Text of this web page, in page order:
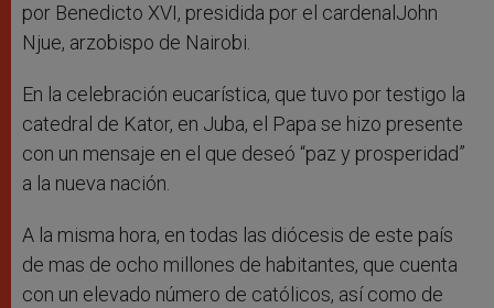
por Benedicto XVI, presidida por el cardenalJohn
Njue, arzobispo de Nairobi.
En la celebración eucarística, que tuvo por testigo la
catedral de Kator, en Juba, el Papa se hizo presente
con un mensaje en el que deseó “paz y prosperidad”
a la nueva nación.
A la misma hora, en todas las diócesis de este país
de mas de ocho millones de habitantes, que cuenta
con un elevado número de católicos, así como de